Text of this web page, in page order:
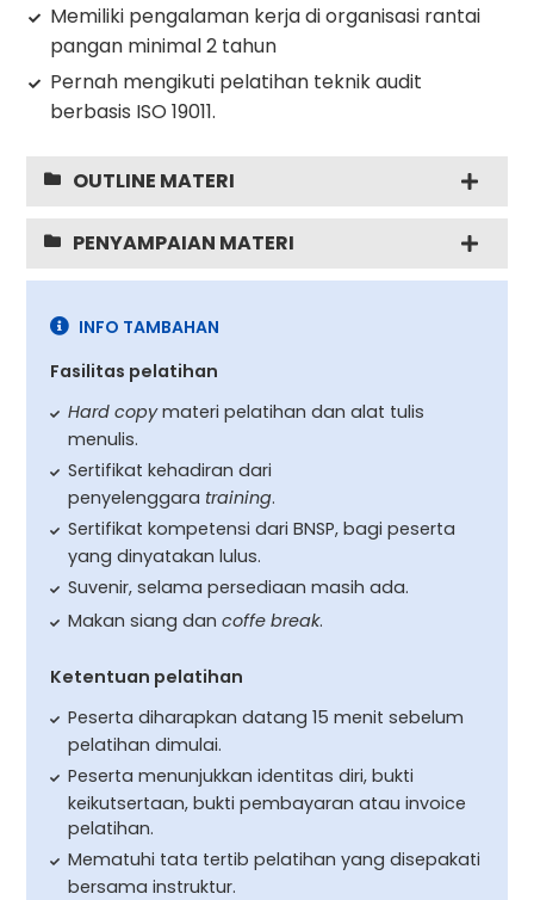
Memiliki pengalaman kerja di organisasi rantai
pangan minimal 2 tahun
Pernah mengikuti pelatihan teknik audit
berbasis ISO 19011.
OUTLINE MATERI
PENYAMPAIAN MATERI
INFO TAMBAHAN
Fasilitas pelatihan
Hard copymateri pelatihan dan alat tulis
menulis.
Sertifikat kehadiran dari
penyelenggara training.
Sertifikat kompetensi dari BNSP, bagi peserta
yang dinyatakan lulus.
Suvenir, selama persediaan masih ada.
Makan siang dancoffe break.
Ketentuan pelatihan
Peserta diharapkan datang 15 menit sebelum
pelatihan dimulai.
Peserta menunjukkan identitas diri, bukti
keikutsertaan, bukti pembayaran atau invoice
pelatihan.
Mematuhi tata tertib pelatihan yang disepakati
bersama instruktur.